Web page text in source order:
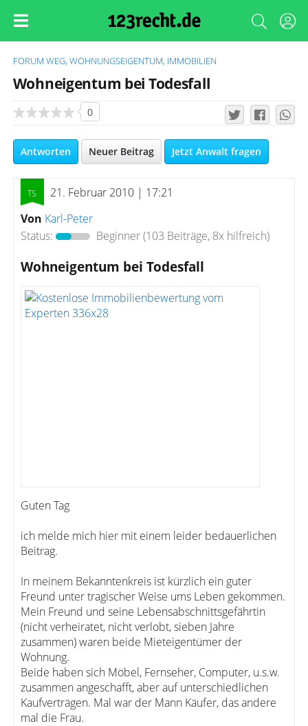
FORUM WEG, WOHNUNGSEIGENTUM, IMMOBILIEN
Wohneigentum bei Todesfall
0
Antworten Neuer Beitrag Jetzt Anwalt fragen
21. Februar 2010 | 17:21
Von Karl-Peter
Status:
Beginner(103 Beiträge, 8x hilfreich)
Wohneigentum bei Todesfall
Guten Tag
ich melde mich hier mit einem leider bedauerlichen
Beitrag.
In meinem Bekanntenkreis ist kürzlich ein guter
Freund unter tragischer Weise ums Leben gekommen.
Mein Freund und seine Lebensabschnittsgefährtin
(nicht verheiratet, nicht verlobt, sieben Jahre
zusammen) waren beide Mieteigentümer der
Wohnung.
Beide haben sich Möbel, Fernseher, Computer, u.s.w.
zusammen angeschafft, aber auf unterschiedlichen
Kaufverträgen. Mal war der Mann Käufer, das andere
mal die Frau.